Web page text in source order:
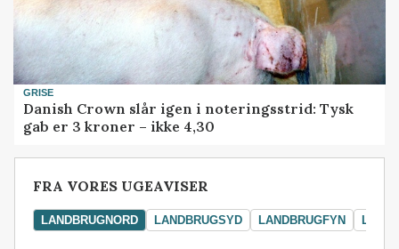
GRISE
Danish Crown slår igen i noteringsstrid: Tysk
gab er 3 kroner – ikke 4,30
FRA VORES UGEAVISER
LANDBRUGNORD LANDBRUGSYD LANDBRUGFYN